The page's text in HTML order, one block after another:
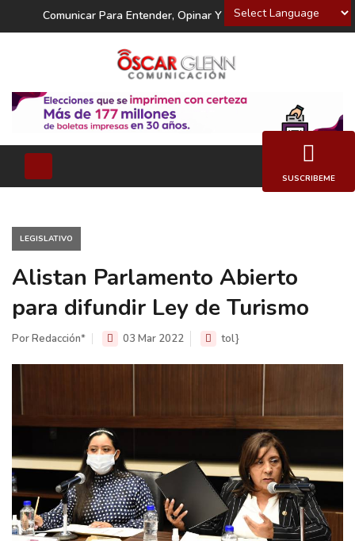
Powered by
Comunicar Para Entender, Opinar Y Decidir
LEGISLATIVO
Alistan Parlamento Abierto
para difundir Ley de Turismo
Por Redacción* 03 Mar 2022 tol}
SUSCRIBEME